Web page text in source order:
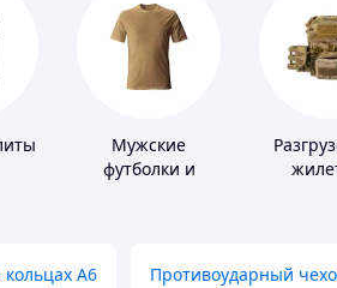
Мужские
футболки и
А6 Противоударный